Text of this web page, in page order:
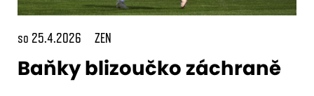
so 25.4.2026 ZEN
Baňky blizoučko záchraně